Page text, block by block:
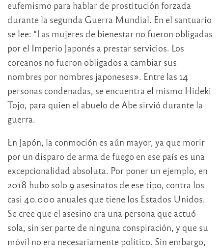
eufemismo para hablar de prostitución forzada
durante la segunda Guerra Mundial. En el santuario
se lee: “Las mujeres de bienestar no fueron obligadas
por el Imperio Japonés a prestar servicios. Los
coreanos no fueron obligados a cambiar sus
nombres por nombres japoneses». Entre las 14
personas condenadas, se encuentra el mismo Hideki
Tojo, para quien el abuelo de Abe sirvió durante la
guerra.
En Japón, la conmoción es aún mayor, ya que morir
por un disparo de arma de fuego en ese país es una
excepcionalidad absoluta. Por poner un ejemplo, en
2018 hubo solo 9 asesinatos de ese tipo, contra los
casi 40.000 anuales que tiene los Estados Unidos.
Se cree que el asesino era una persona que actuó
sola, sin ser parte de ninguna conspiración, y que su
móvil no era necesariamente político. Sin embargo,